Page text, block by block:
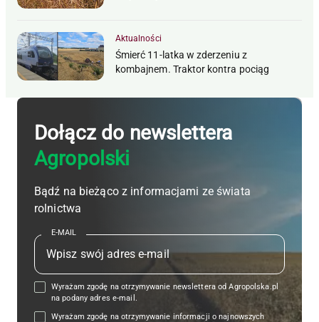
Aktualności
Śmierć 11-latka w zderzeniu z
kombajnem. Traktor kontra pociąg
Dołącz do newslettera
Agropolski
Bądź na bieżąco z informacjami ze świata
rolnictwa
E-MAIL
Wyrażam zgodę na otrzymywanie newslettera od Agropolska.pl
na podany adres e-mail.
Wyrażam zgodę na otrzymywanie informacji o najnowszych